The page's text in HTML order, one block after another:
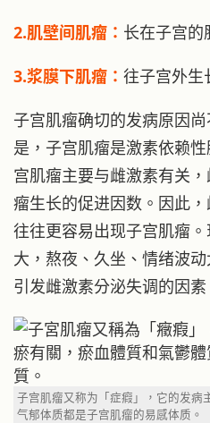
2.肌壁间肌瘤： 长在子宫的
3.浆膜下肌瘤： 往子宫外生
子宫肌瘤确切的发病原因
是，子宫肌瘤是激素依赖
宫肌瘤主要与雌激素有关
瘤生长的促进因数。因此
往往更容易出现子宫肌瘤
大，熬夜、久坐、情绪波
引发雌激素分泌失调的因素
子宫肌瘤又称为「症瘕」，它的发病
气郁体质都是子宫肌瘤的易感体质。